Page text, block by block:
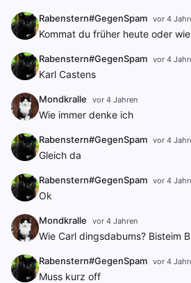
Rabenstern#GegenSpam vor 4
Kommat du früher heute oder
Rabenstern#GegenSpam vor 4
Karl Castens
Mondkralle vor 4 Jahren
Wie immer denke ich
Rabenstern#GegenSpam vor 4
Gleich da
Rabenstern#GegenSpam vor 4
Ok
Mondkralle vor 4 Jahren
Wie Carl dingsdabums? Bisteim
Rabenstern#GegenSpam vor 4
Muss kurz off